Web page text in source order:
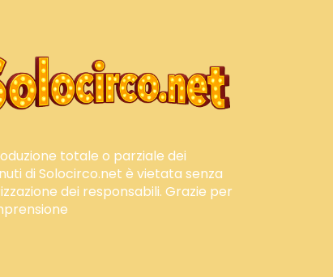
totale o parziale dei
di Solocirco.net è vietata senza
dei responsabili. Grazie per